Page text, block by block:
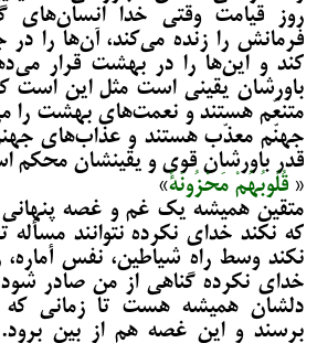
روز قیامت وقتی خدا انسان‌های
فرمانش را زنده می­‌کند، آن‌ها را
کند و این‌ها را در بهشت قرار
باورشان یقینی است مثل این است
متنعّم هستند و نعمت‌های بهشت را
جهنّم معذّب هستند و عذاب‌های جهنم
قدر باورشان قوی و یقینشان محکم
« قُلُوبُهُمْ مَحْزُونَةٌ»
متقین همیشه یک غم و غصه
که نکند خدای نکرده نتوانند مسأله
نکند وسط راه شیاطین، نفس أماره،
خدای نکرده گناهی از من صادر
دلشان همیشه هست تا زمانی
برسند و این غصه هم از بین برود.